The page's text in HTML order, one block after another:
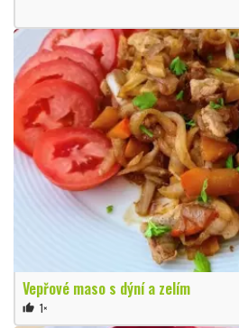
Vepřové maso s dýní a zelím
thumb_up 1×